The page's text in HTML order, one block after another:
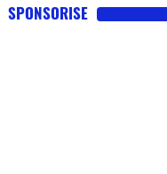
SPONSORISE